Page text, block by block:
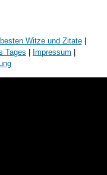
Witze und Zitate|
Tages Impressum